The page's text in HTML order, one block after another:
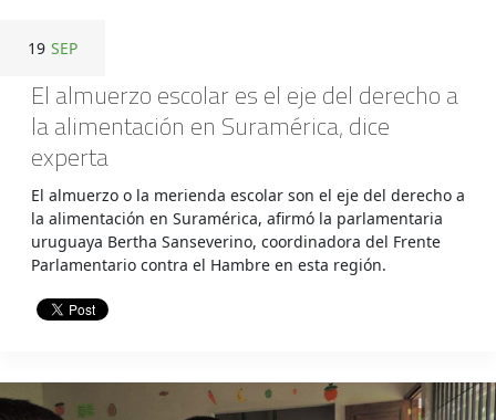
19 SEP
El almuerzo escolar es el eje del derecho a
la alimentación en Suramérica, dice
experta
El almuerzo o la merienda escolar son el eje del derecho a
la alimentación en Suramérica, afirmó la parlamentaria
uruguaya Bertha Sanseverino, coordinadora del Frente
Parlamentario contra el Hambre en esta región.